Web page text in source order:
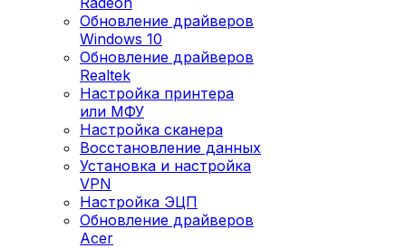
Обновление драйверов
Windows 10
Обновление драйверов
Realtek
Настройка принтера
или МФУ
Настройка сканера
Восстановление данных
Установка и настройка
VPN
Настройка ЭЦП
Обновление драйверов
Acer